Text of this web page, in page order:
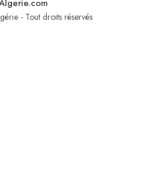
- Tout droits réservés